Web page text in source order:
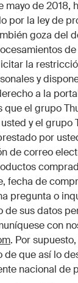
mayo de 2018,
por la ley de
goza del
la
y
a la
que el grupo
y el grupo
por
de correo
fecha de
pregunta o
de sus datos
con
. Por
de que así lo
nacional de